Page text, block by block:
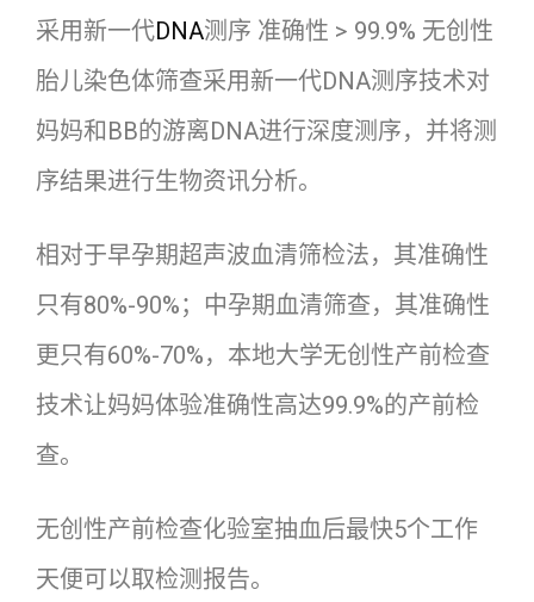
采用新一代DNA测序 准确性 > 99.9% 无创性
胎儿染色体筛查采用新一代DNA测序技术对
妈妈和BB的游离DNA进行深度测序，并将测
序结果进行生物资讯分析。
相对于早孕期超声波血清筛检法，其准确性
只有80%-90%；中孕期血清筛查，其准确性
更只有60%-70%，本地大学无创性产前检查
技术让妈妈体验准确性高达99.9%的产前检
查。
无创性产前检查化验室抽血后最快5个工作
天便可以取检测报告。